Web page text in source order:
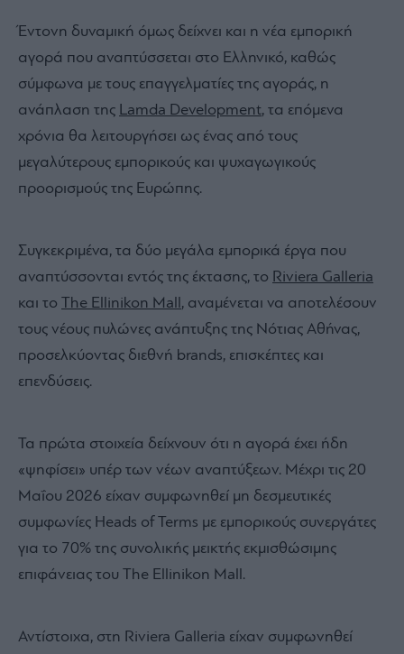
Έντονη δυναμική όμως δείχνει και η νέα εμπορική
αγορά που αναπτύσσεται στο Ελληνικό, καθώς
σύμφωνα με τους επαγγελματίες της αγοράς, η
ανάπλαση της Lamda Development, τα επόμενα
χρόνια θα λειτουργήσει ως ένας από τους
μεγαλύτερους εμπορικούς και ψυχαγωγικούς
προορισμούς της Ευρώπης.
Συγκεκριμένα, τα δύο μεγάλα εμπορικά έργα που
αναπτύσσονται εντός της έκτασης, το Riviera Galleria
και το The Ellinikon Mall, αναμένεται να αποτελέσουν
τους νέους πυλώνες ανάπτυξης της Νότιας Αθήνας,
προσελκύοντας διεθνή brands, επισκέπτες και
επενδύσεις.
Τα πρώτα στοιχεία δείχνουν ότι η αγορά έχει ήδη
«ψηφίσει» υπέρ των νέων αναπτύξεων. Μέχρι τις 20
Μαΐου 2026 είχαν συμφωνηθεί μη δεσμευτικές
συμφωνίες Heads of Terms με εμπορικούς συνεργάτες
για το 70% της συνολικής μεικτής εκμισθώσιμης
επιφάνειας του The Ellinikon Mall.
Αντίστοιχα, στη Riviera Galleria είχαν συμφωνηθεί